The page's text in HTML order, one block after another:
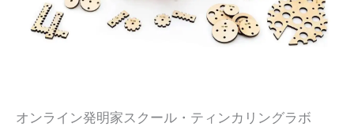
オンライン発明家スクール・ティンカリングラボ